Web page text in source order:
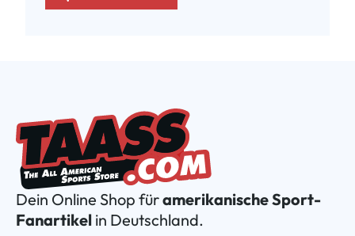
Dein Online Shop füramerikanische Sport-
Fanartikel in Deutschland.